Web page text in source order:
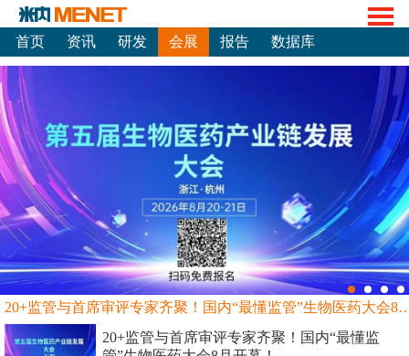
首页 资讯 研发 会展 报告 数据库
20+监管与首席审评专家齐聚！国内“最
20+监管与首席审评专家齐聚！国内“最懂监